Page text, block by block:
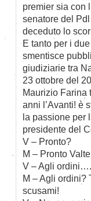
premier sia con
senatore del
deceduto lo
E tanto per i
smentisce
giudiziarie tra
23 ottobre del
Maurizio Farina
anni l’Avanti! è
la passione per
presidente del
V – Pronto?
M – Pronto
V – Agli ordini….
M – Agli ordini?
scusami!